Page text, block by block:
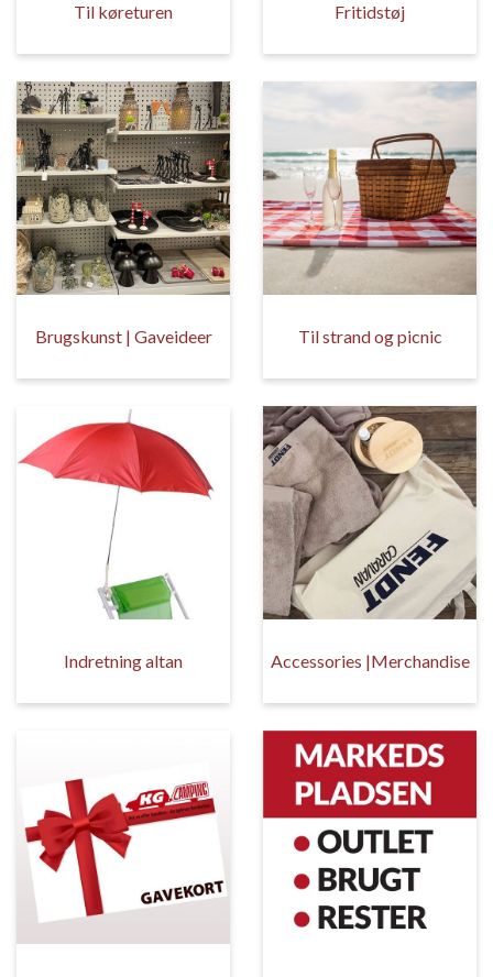
Til køreturen Fritidstøj
Brugskunst | Gaveideer Til strand og picnic
Indretning altan Accessories |Merchandise